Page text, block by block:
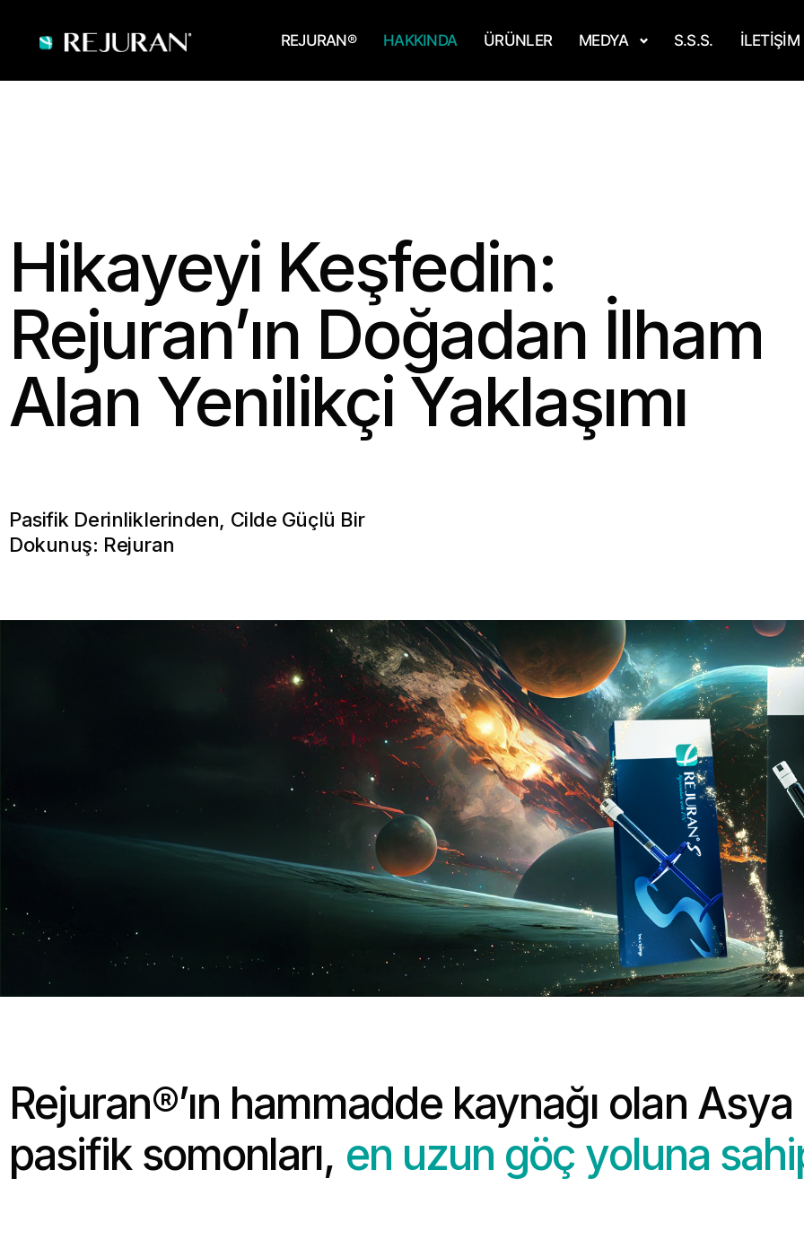
REJURAN® HAKKINDA ÜRÜNLER MEDYA S.S.S. İLETIŞIM
Hikayeyi Keşfedin:
Rejuran’ın Doğadan İlham
Alan Yenilikçi Yaklaşımı
Pasifik Derinliklerinden, Cilde Güçlü Bir
Dokunuş: Rejuran
Rejuran®’ın hammadde kaynağı olan Asya
pasifik somonları, en uzun göç yoluna